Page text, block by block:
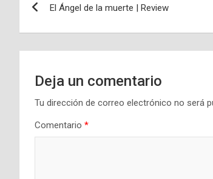
entradas
El Ángel de la muerte | Review
Deja un comentario
Tu dirección de correo electrónico no será
Comentario *